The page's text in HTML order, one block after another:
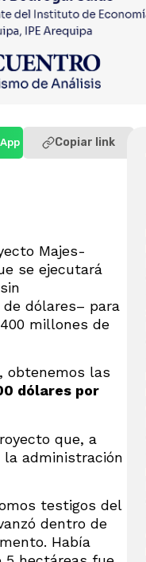
Copiar link
Majes-
se ejecutará
dólares– para
millones de
obtenemos las
dólares por
que, a
la administración
testigos del
dentro de
Había